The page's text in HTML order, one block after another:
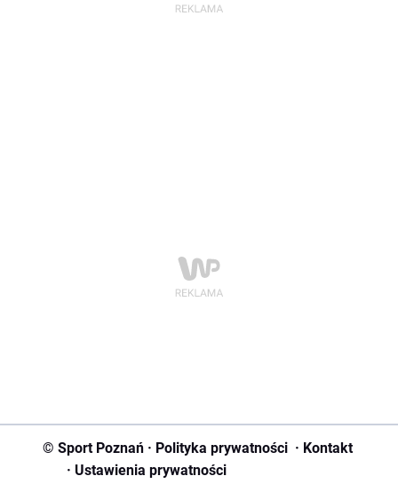
© Sport Poznań · Polityka prywatności · Kontakt
· Ustawienia prywatności